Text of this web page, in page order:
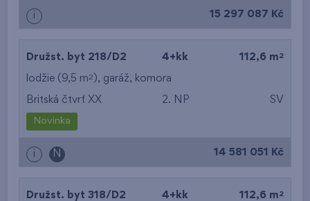
i 15 297 087 Kč
Družst. byt 218/D2 4+kk 112,6 m 2
lodžie (9,5 m2 ), garáž, komora
Britská čtvrť XX 2. NP SV
Novinka
i N 14 581 051 Kč
Družst. byt 318/D2 4+kk 112,6 m 2